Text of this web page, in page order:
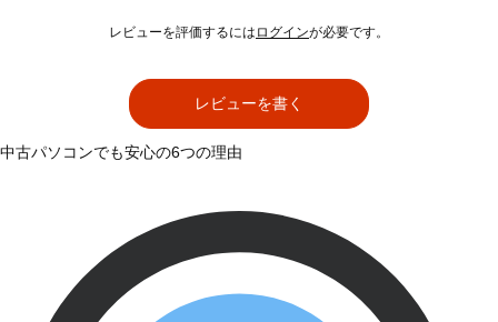
レビューを評価するには ログインが必要です。
レビューを書く
中古パソコンでも安心の6つの理由